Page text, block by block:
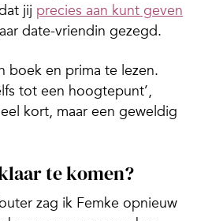
jij precies aan kunt geven
date-vriendin gezegd.
boek en prima te lezen.
tot een hoogtepunt’,
kort, maar een geweldig
te komen?
zag ik Femke opnieuw